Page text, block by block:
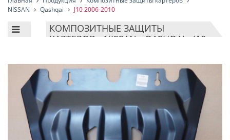
NISSAN
Qashqai J10 2006-2010
КОМПОЗИТНЫЕ ЗАЩИТЫ
КАРТЕРОВ - NISSAN - QASHQAI - J10